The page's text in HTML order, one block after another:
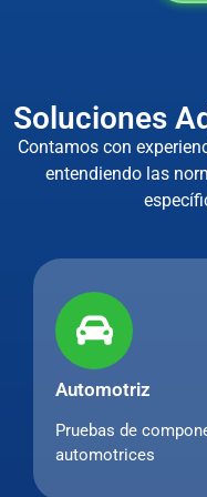
Soluciones
Contamos con
entendiendo las
Automotriz
Pruebas de
automotrices